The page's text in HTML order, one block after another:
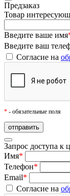
Предзаказ
Товар
Введите ваше имя
Введите ваш
Согласие на
* - обязательные поля
Запрос доступа к
Имя*
Телефон*
Email*
Согласие на